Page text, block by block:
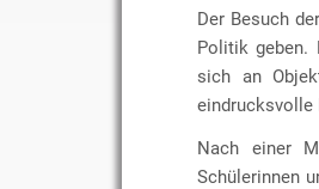
Der Besuch
Politik geben.
sich an
eindrucksvolle
Nach einer
Schülerinnen